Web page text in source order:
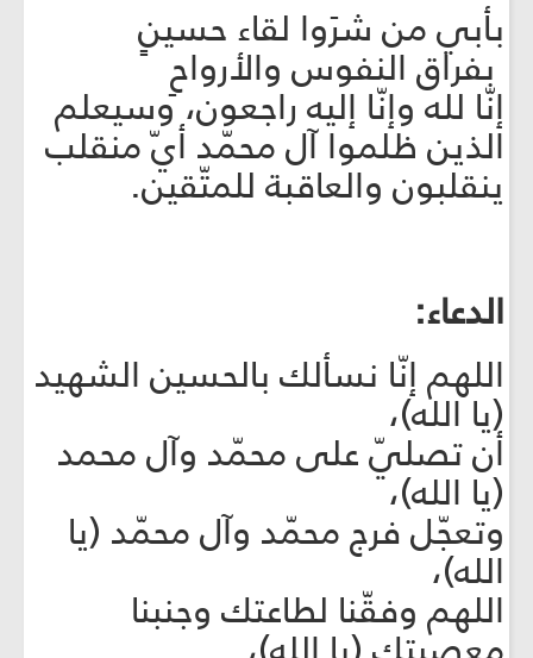
بأبي من شرَوا لقاء حسينٍ
بفراق النفوس والأرواحِ
إنّا لله وإنّا إليه راجعون، وسيعلم
الذين ظلموا آل محمّد أيّ منقلب
ينقلبون والعاقبة للمتّقين.
الدعاء:
اللهم إنّا نسألك بالحسين الشهيد
(يا الله)،
أن تصليّ على محمّد وآل محمد
(يا الله)،
وتعجّل فرج محمّد وآل محمّد (يا
الله)،
اللهم وفقّنا لطاعتك وجنبنا